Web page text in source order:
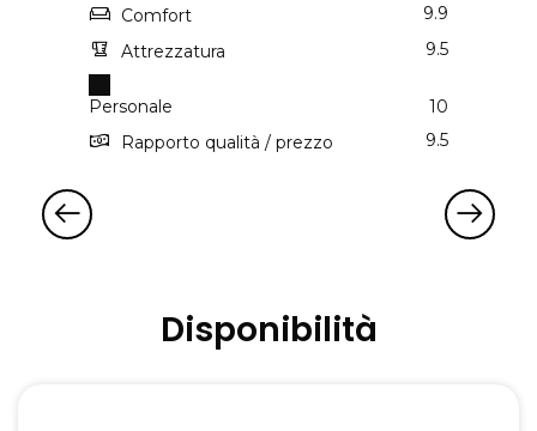
Comfort
9.9
Attrezzatura
9.5
Personale
10
Rapporto qualità / prezzo
9.5
Disponibilità